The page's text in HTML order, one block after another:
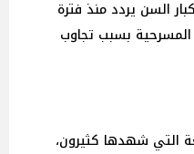
السن يردد منذ فترة
بسبب تجاوب
التي شهدها كثيرون،